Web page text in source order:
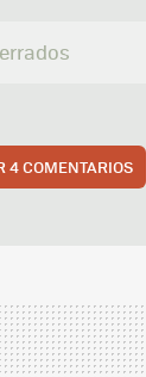
4 COMENTARIOS